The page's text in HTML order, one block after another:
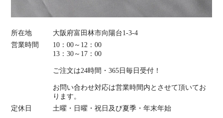
所在地
大阪府富田林市向陽台1-3-4
営業時間
10：00～12：00
13：30～17：00
ご注文は24時間・365日毎日受付！
お問い合わせ対応は営業時間内とさせて頂いてお
ります。
定休日
土曜・日曜・祝日及び夏季・年末年始